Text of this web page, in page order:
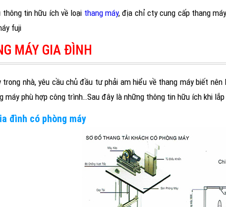
thông tin hữu ích về loại thang máy, địa chỉ cty cung cấp thang
fuji
MÁY GIA ĐÌNH
nhà, yêu cầu chủ đầu tư phải am hiểu về thang máy biết
máy phù hợp công trình…Sau đây là những thông tin hữu ích khi
đình có phòng máy